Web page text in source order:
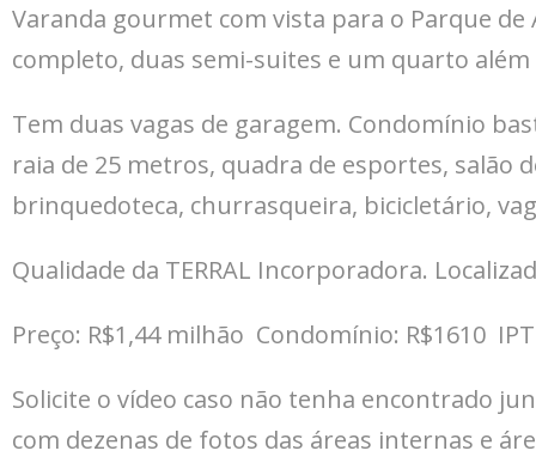
Varanda gourmet com vista para o Parque
completo, duas semi-suites e um quarto
Tem duas vagas de garagem. Condomínio
raia de 25 metros, quadra de esportes, salão
brinquedoteca, churrasqueira, bicicletário,
Qualidade da TERRAL Incorporadora.
Preço: R$1,44 milhão Condomínio: R$1610
Solicite o vídeo caso não tenha encontrado
com dezenas de fotos das áreas internas e